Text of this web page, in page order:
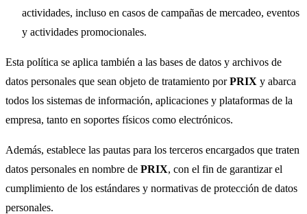
actividades, incluso en casos de campañas de mercadeo, eventos
y actividades promocionales.
Esta política se aplica también a las bases de datos y archivos de
datos personales que sean objeto de tratamiento porPRIX y abarca
todos los sistemas de información, aplicaciones y plataformas de la
empresa, tanto en soportes físicos como electrónicos.
Además, establece las pautas para los terceros encargados que traten
datos personales en nombre de PRIX, con el fin de garantizar el
cumplimiento de los estándares y normativas de protección de datos
personales.